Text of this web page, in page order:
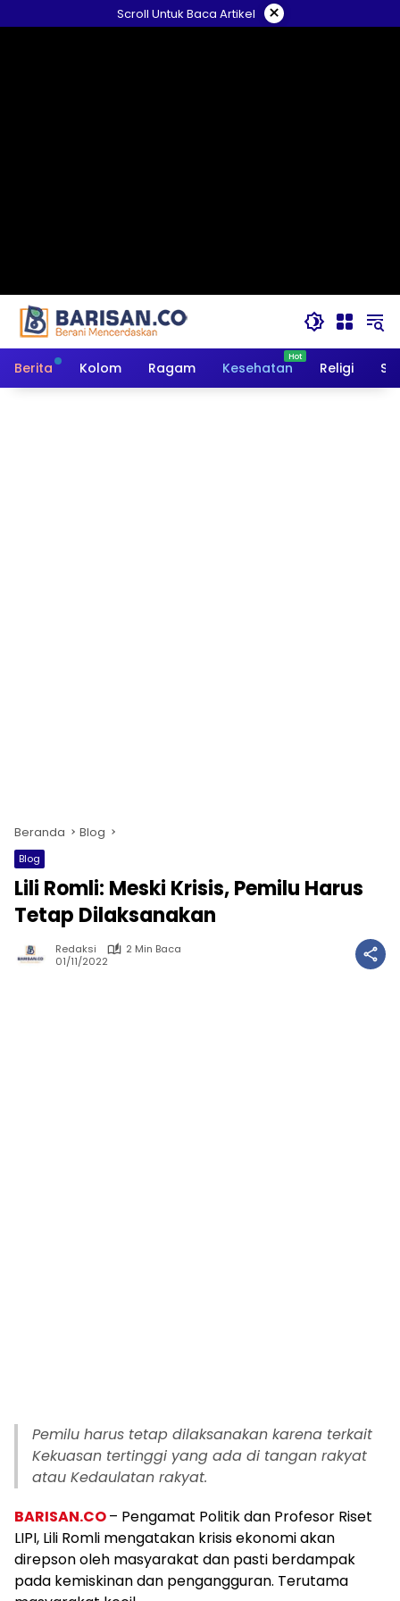
ke
Scroll Untuk Baca Artikel ×
Berita Kolom Ragam Kesehatan Religi
Beranda Blog
Blog
Lili Romli: Meski Krisis, Pemilu Harus
Tetap Dilaksanakan
Redaksi
2 Min Baca
01/11/2022
Pemilu harus tetap dilaksanakan karena terkait
Kekuasan tertinggi yang ada di tangan rakyat
atau Kedaulatan rakyat.
BARISAN.CO– Pengamat Politik dan Profesor Riset
LIPI, Lili Romli mengatakan krisis ekonomi akan
direpson oleh masyarakat dan pasti berdampak
pada kemiskinan dan pengangguran. Terutama